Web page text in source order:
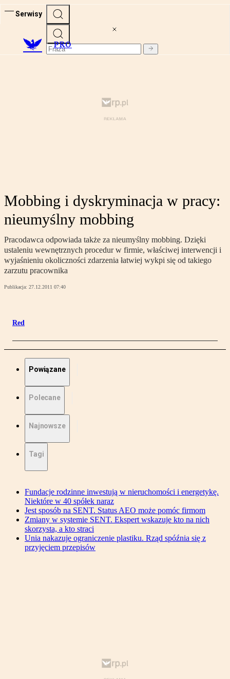
Serwisy
PRO
Mobbing i dyskryminacja w pracy:
nieumyślny mobbing
Pracodawca odpowiada także za nieumyślny mobbing. Dzięki
ustaleniu wewnętrznych procedur w firmie, właściwej interwencji i
wyjaśnieniu okoliczności zdarzenia łatwiej wykpi się od takiego
zarzutu pracownika
Publikacja: 27.12.2011 07:40
Red
Powiązane
Polecane
Najnowsze
Tagi
Fundacje rodzinne inwestują w nieruchomości i energetykę.
Niektóre w 40 spółek naraz
Jest sposób na SENT. Status AEO może pomóc firmom
Zmiany w systemie SENT. Ekspert wskazuje kto na nich
skorzysta, a kto straci
Unia nakazuje ograniczenie plastiku. Rząd spóźnia się z
przyjęciem przepisów